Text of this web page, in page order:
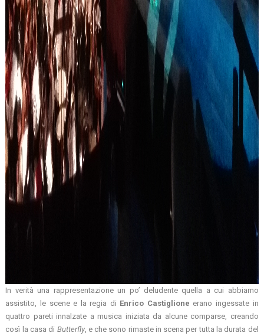
In verità una rappresentazione un po’ deludente quella a cui abbiamo
assistito, le scene e la regia di Enrico Castiglione erano ingessate in
quattro pareti innalzate a musica iniziata da alcune comparse, creando
così la casa di Butterfly, e che sono rimaste in scena per tutta la durata del